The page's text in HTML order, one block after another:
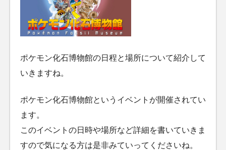
ポケモン化石博物館の日程と場所について紹介して
いきますね。
ポケモン化石博物館というイベントが開催されてい
ます。
このイベントの日時や場所など詳細を書いていきま
すので気になる方は是非みていってくださいね。